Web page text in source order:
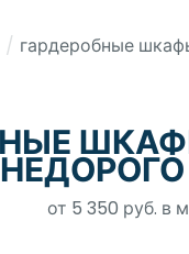
/ гардеробные
от 5 350 руб. в